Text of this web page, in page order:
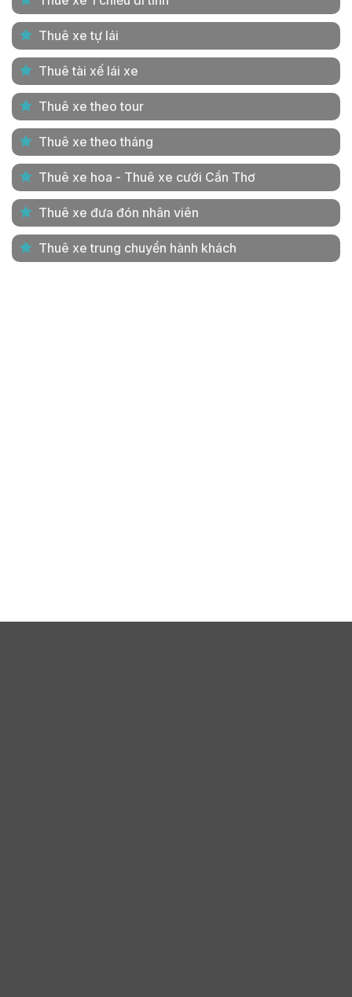
Thuê xe tự lái
Thuê tài xế lái xe
Thuê xe theo tour
Thuê xe theo tháng
Thuê xe hoa - Thuê xe cưới Cần Thơ
Thuê xe đưa đón nhân viên
Thuê xe trung chuyển hành khách